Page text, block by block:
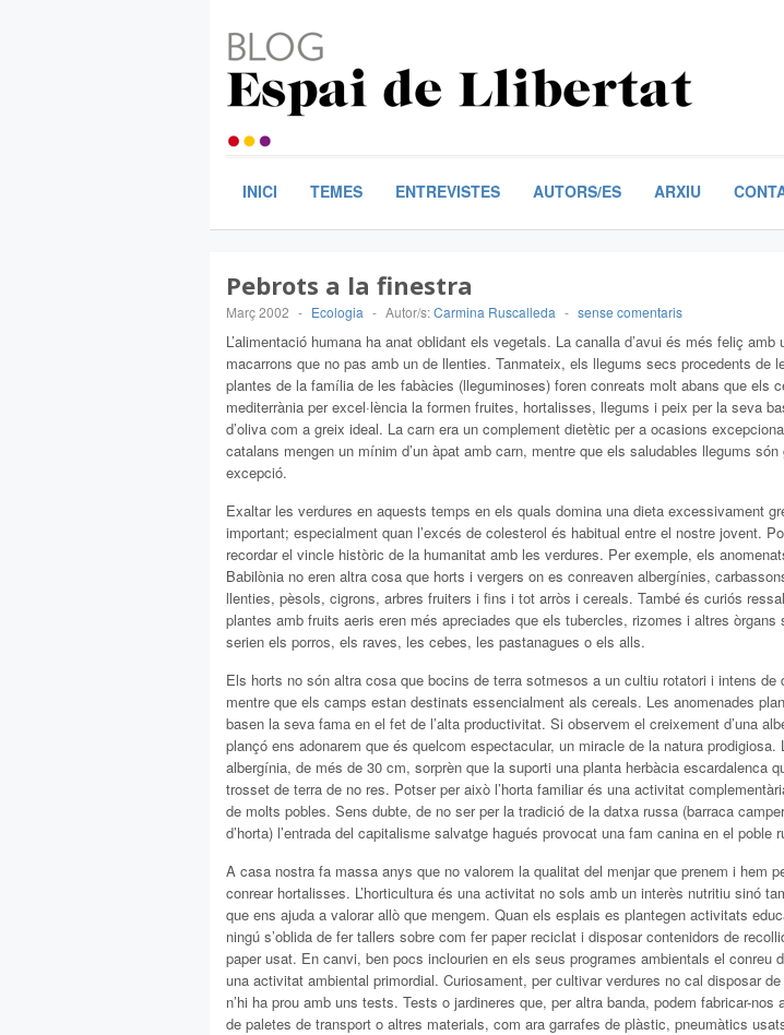
INICI TEMES ENTREVISTES AUTORS/ES ARXIU
Pebrots a la finestra
Març 2002 - Ecologia - Autor/s:Carmina Ruscalleda - sense comentaris
L’alimentació humana ha anat oblidant els vegetals. La canalla d’avui és més feliç amb
macarrons que no pas amb un de llenties. Tanmateix, els llegums secs procedents de
plantes de la família de les fabàcies (lleguminoses) foren conreats molt abans que els
mediterrània per excel·lència la formen fruites, hortalisses, llegums i peix per la seva
d’oliva com a greix ideal. La carn era un complement dietètic per a ocasions
catalans mengen un mínim d’un àpat amb carn, mentre que els saludables llegums són
excepció.
Exaltar les verdures en aquests temps en els quals domina una dieta excessivament
important; especialment quan l’excés de colesterol és habitual entre el nostre jovent.
recordar el vincle històric de la humanitat amb les verdures. Per exemple, els
Babilònia no eren altra cosa que horts i vergers on es conreaven albergínies,
llenties, pèsols, cigrons, arbres fruiters i fins i tot arròs i cereals. També és curiós
plantes amb fruits aeris eren més apreciades que els tubercles, rizomes i altres òrgans
serien els porros, els raves, les cebes, les pastanagues o els alls.
Els horts no són altra cosa que bocins de terra sotmesos a un cultiu rotatori i intens de
mentre que els camps estan destinats essencialment als cereals. Les anomenades
basen la seva fama en el fet de l’alta productivitat. Si observem el creixement d’una
plançó ens adonarem que és quelcom espectacular, un miracle de la natura prodigiosa.
albergínia, de més de 30 cm, sorprèn que la suporti una planta herbàcia escardalenca
trosset de terra de no res. Potser per això l’horta familiar és una activitat
de molts pobles. Sens dubte, de no ser per la tradició de la datxa russa (barraca
d’horta) l’entrada del capitalisme salvatge hagués provocat una fam canina en el poble
A casa nostra fa massa anys que no valorem la qualitat del menjar que prenem i hem
conrear hortalisses. L’horticultura és una activitat no sols amb un interès nutritiu sinó
que ens ajuda a valorar allò que mengem. Quan els esplais es plantegen activitats
ningú s’oblida de fer tallers sobre com fer paper reciclat i disposar contenidors de
paper usat. En canvi, ben pocs inclourien en els seus programes ambientals el conreu
una activitat ambiental primordial. Curiosament, per cultivar verdures no cal disposar
n’hi ha prou amb uns tests. Tests o jardineres que, per altra banda, podem fabricar-nos
de paletes de transport o altres materials, com ara garrafes de plàstic, pneumàtics